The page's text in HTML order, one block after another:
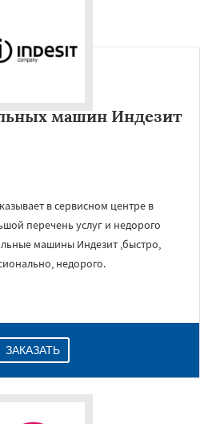
машин Индезит
в сервисном центре в
перечень услуг и недорого
машины Индезит ,быстро,
недорого.
ЗАКАЗАТЬ